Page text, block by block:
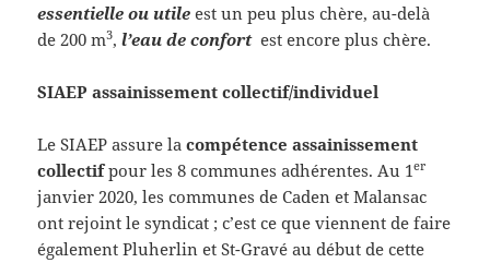
essentielle ou utile est un peu plus chère, au-delà
de 200 m3,l’eau de confortest encore plus chère.
SIAEP assainissement collectif/individuel
Le SIAEP assure lacompétence assainissement
collectifpour les 8 communes adhérentes. Au 1er
janvier 2020, les communes de Caden et Malansac
ont rejoint le syndicat ; c’est ce que viennent de faire
également Pluherlin et St-Gravé au début de cette